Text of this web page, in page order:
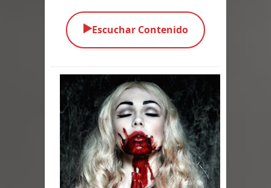
Parte 05: Los Horrores del Infierno
Parte 04: Oídos Sordos
Parte 02: Vuelve el Hijo Prodigo
Parte 01: El Comienzo
Parte 01: El Enemigo Interior
Exaltados y Muertos Vivientes
▶️Escuchar Contenido